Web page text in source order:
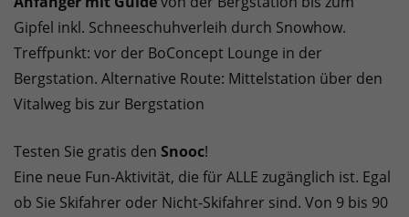
Gipfel inkl. Schneeschuhverleih durch Snowhow.
Treffpunkt: vor der BoConcept Lounge in der
Bergstation. Alternative Route: Mittelstation über den
Vitalweg bis zur Bergstation
Testen Sie gratis den Snooc!
Eine neue Fun-Aktivität, die für ALLE zugänglich ist. Egal
ob Sie Skifahrer oder Nicht-Skifahrer sind. Von 9 bis 90